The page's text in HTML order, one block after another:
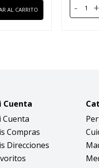
- +
Cuenta
Cuenta
Compras
Direcciones